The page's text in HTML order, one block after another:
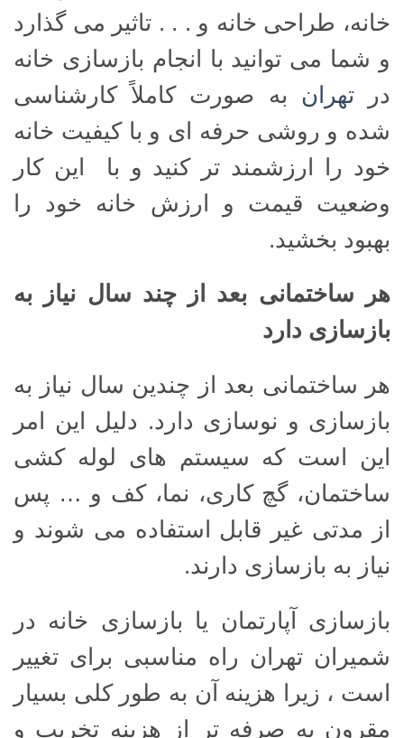
خانه، طراحی خانه و . . . تاثیر می گذارد
و شما می توانید با انجام بازسازی خانه
درتهران به صورت کاملاً کارشناسی
شده و روشی حرفه ای و با کیفیت خانه
خود را ارزشمند تر کنید و با این کار
وضعیت قیمت و ارزش خانه خود را
بهبود بخشید.
هر ساختمانی بعد از چند سال نیاز به
بازسازی دارد
هر ساختمانی بعد از چندین سال نیاز به
بازسازی و نوسازی دارد. دلیل این امر
این است که سیستم های لوله کشی
ساختمان، گچ کاری، نما، کف و … پس
از مدتی غیر قابل استفاده می شوند و
نیاز به بازسازی دارند.
بازسازی آپارتمان یا بازسازی خانه در
شمیران تهران راه مناسبی برای تغییر
است ، زیرا هزینه آن به طور کلی بسیار
مقرون به صرفه تر از هزینه تخریب و